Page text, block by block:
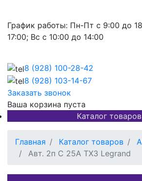
График работы: Пн-Пт с 9:00 до
17:00; Вс с 10:00 до 14:00
8 (928) 100-28-42
8 (928) 103-14-67
Заказать звонок
Ваша корзина пуста
Каталог товаров
Главная Каталог товаров
Авт. 2п С 25A TX3 Legrand